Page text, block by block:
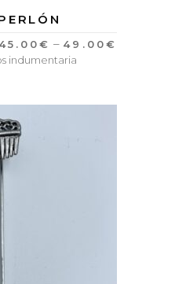
45.00€ – 49.00€
indumentaria